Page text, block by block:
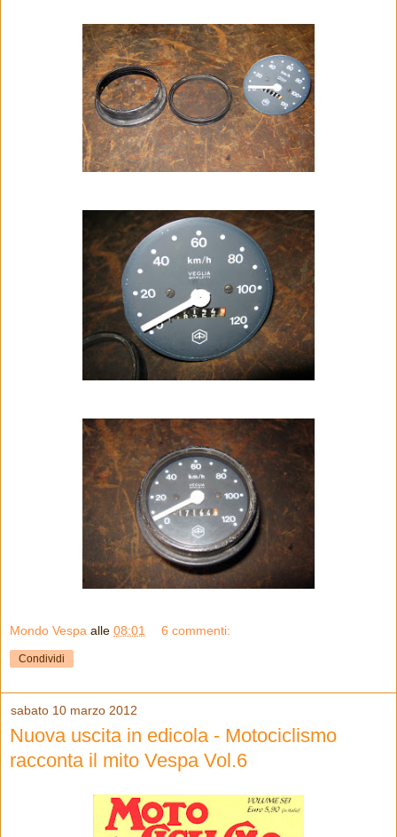
Mondo Vespa alle 08:01 6 commenti:
Condividi
sabato 10 marzo 2012
Nuova uscita in edicola - Motociclismo
racconta il mito Vespa Vol.6